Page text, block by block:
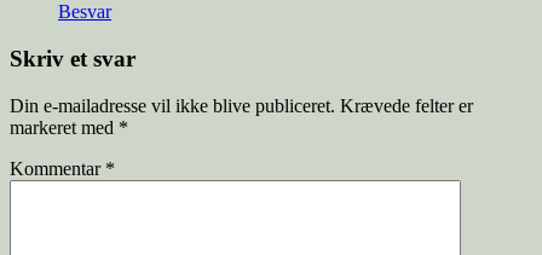
Besvar
Skriv et svar
Din e-mailadresse vil ikke blive publiceret. Krævede felter er
markeret med *
Kommentar *